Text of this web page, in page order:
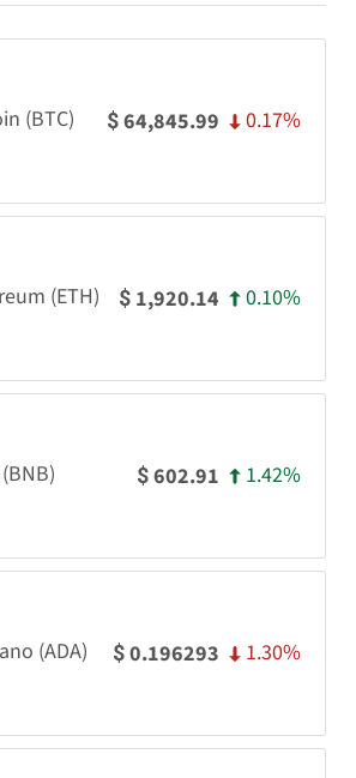
(BTC) $64,845.99 0.17%
(ETH) $ 1,920.14 0.10%
$602.91 1.42%
(ADA) $0.196293 1.30%